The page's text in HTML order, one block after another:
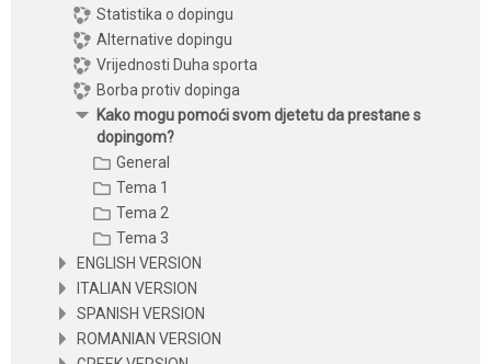
Statistika o dopingu
Alternative dopingu
Vrijednosti Duha sporta
Borba protiv dopinga
Kako mogu pomoći svom djetetu da prestane s
dopingom?
General
Tema 1
Tema 2
Tema 3
ENGLISH VERSION
ITALIAN VERSION
SPANISH VERSION
ROMANIAN VERSION